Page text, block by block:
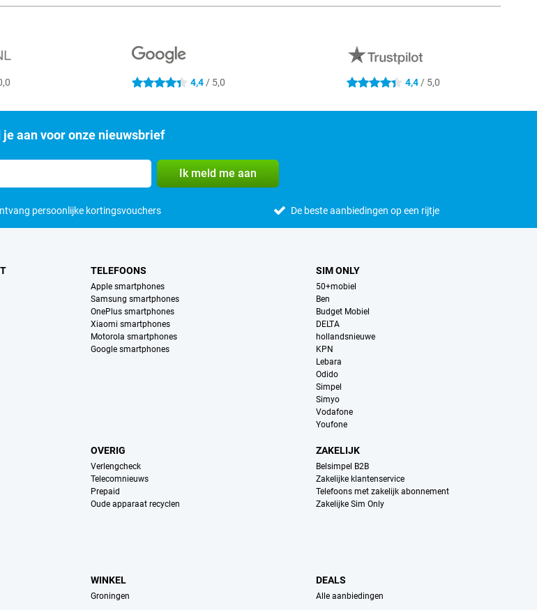
4.4 sterren 4,4 / 5,0 4.4 sterren 4,4 / 5,0
je aan voor onze nieuwsbrief
Ik meld me aan
persoonlijke kortingsvouchers De beste aanbiedingen op een rijtje
TELEFOONS
Apple smartphones
Samsung smartphones
OnePlus smartphones
Xiaomi smartphones
Motorola smartphones
Google smartphones
SIM ONLY
50+mobiel
Ben
Budget Mobiel
DELTA
hollandsnieuwe
KPN
Lebara
Odido
Simpel
Simyo
Vodafone
Youfone
OVERIG
Verlengcheck
Telecomnieuws
Prepaid
Oude apparaat recyclen
ZAKELIJK
Belsimpel B2B
Zakelijke klantenservice
Telefoons met zakelijk abonnement
Zakelijke Sim Only
WINKEL
Groningen
DEALS
Alle aanbiedingen